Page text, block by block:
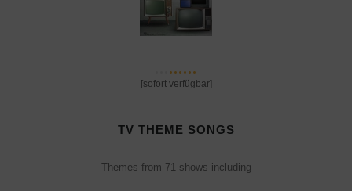
[sofort verfügbar]
TV THEME SONGS
Themes from 71 shows including